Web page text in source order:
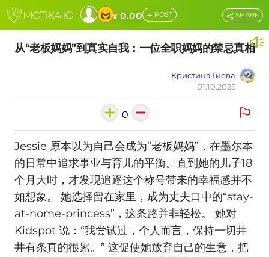
x 0.00 + POST
从“老板妈妈”到真实自我：一位全职妈妈的禁忌真相
Кристина Гиева
01.10.2025
SHARE
0
Jessie 原本以为自己会成为“老板妈妈”，在墨尔本
的日常中追求事业与育儿的平衡。直到她的儿子18
个月大时，才发现追逐这个称号带来的幸福感并不
如想象。 她选择留在家里，成为丈夫口中的“stay-
at-home-princess”，这条路并非轻松。 她对
Kidspot 说：“我尝试过，个人而言，保持一切井
井有条真的很累。” 这促使她放弃自己的生意，把